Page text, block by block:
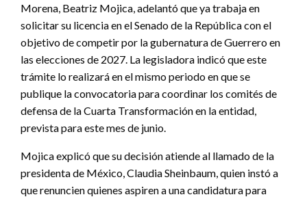
Morena, Beatriz Mojica, adelantó que ya trabaja en
solicitar su licencia en el Senado de la República con el
objetivo de competir por la gubernatura de Guerrero en
las elecciones de 2027. La legisladora indicó que este
trámite lo realizará en el mismo periodo en que se
publique la convocatoria para coordinar los comités de
defensa de la Cuarta Transformación en la entidad,
prevista para este mes de junio.
Mojica explicó que su decisión atiende al llamado de la
presidenta de México, Claudia Sheinbaum, quien instó a
que renuncien quienes aspiren a una candidatura para